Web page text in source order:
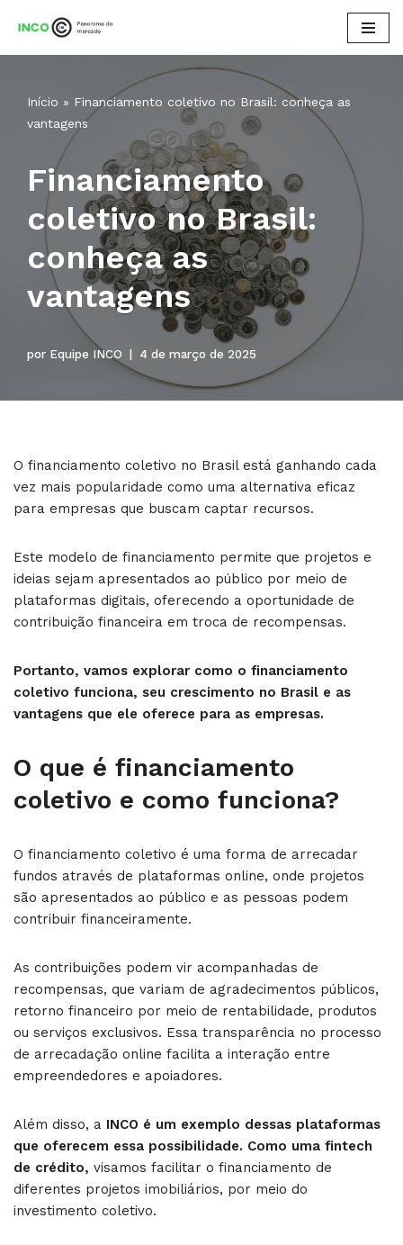
Início » Financiamento coletivo no Brasil: conheça as
vantagens
Financiamento
coletivo no Brasil:
conheça as
vantagens
por Equipe INCO 4 de março de 2025
O financiamento coletivo no Brasil está ganhando cada
vez mais popularidade como uma alternativa eficaz
para empresas que buscam captar recursos.
Este modelo de financiamento permite que projetos e
ideias sejam apresentados ao público por meio de
plataformas digitais, oferecendo a oportunidade de
contribuição financeira em troca de recompensas.
Portanto, vamos explorar como o financiamento
coletivo funciona, seu crescimento no Brasil e as
vantagens que ele oferece para as empresas.
O que é financiamento
coletivo e como funciona?
O financiamento coletivo é uma forma de arrecadar
fundos através de plataformas online, onde projetos
são apresentados ao público e as pessoas podem
contribuir financeiramente.
As contribuições podem vir acompanhadas de
recompensas, que variam de agradecimentos públicos,
retorno financeiro por meio de rentabilidade, produtos
ou serviços exclusivos. Essa transparência no processo
de arrecadação online facilita a interação entre
empreendedores e apoiadores.
Além disso, a INCO é um exemplo dessas plataformas
que oferecem essa possibilidade. Como uma fintech
de crédito, visamos facilitar o financiamento de
diferentes projetos imobiliários, por meio do
investimento coletivo.